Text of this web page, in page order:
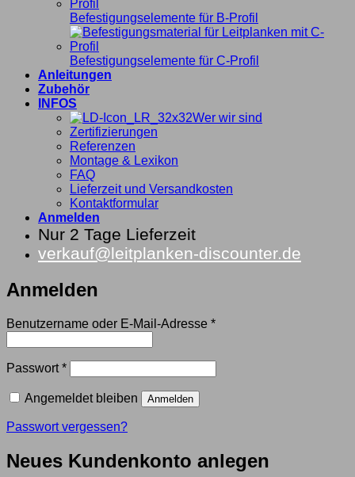
Befestigungselemente für B-Profil
Befestigungselemente für C-Profil
Anleitungen
Zubehör
INFOS
Wer wir sind
Zertifizierungen
Referenzen
Montage & Lexikon
FAQ
Lieferzeit und Versandkosten
Kontaktformular
Anmelden
Nur 2 Tage Lieferzeit
verkauf@leitplanken-discounter.de
Anmelden
Benutzername oder E-Mail-Adresse *Erforderlich
Passwort*Erforderlich
Angemeldet bleiben Anmelden
Passwort vergessen?
Neues Kundenkonto anlegen